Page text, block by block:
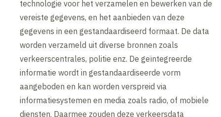
technologie voor het verzamelen en bewerken van de
vereiste gegevens, en het aanbieden van deze
gegevens in een gestandaardiseerd formaat. De data
worden verzameld uit diverse bronnen zoals
verkeerscentrales, politie enz. De geïntegreerde
informatie wordt in gestandaardiseerde vorm
aangeboden en kan worden verspreid via
informatiesystemen en media zoals radio, of mobiele
diensten. Daarmee zouden deze verkeersdata